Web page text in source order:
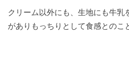
クリーム以外にも、生地にも牛乳
がありもっちりとして食感とのこ